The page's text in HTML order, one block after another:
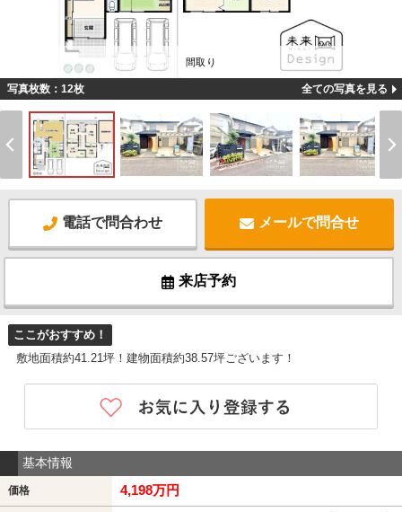
間取り
写真枚数：12枚 全ての写真を見る
電話で問合わせ メールで問合せ
来店予約
ここがおすすめ！
敷地面積約41.21坪！建物面積約38.57坪ございます！
基本情報
価格 4,198万円